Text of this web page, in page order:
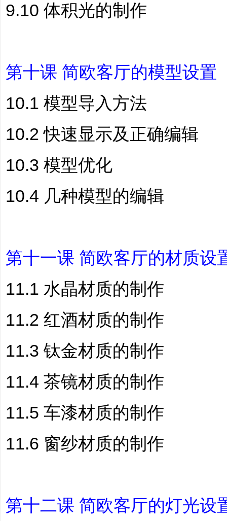
9.10 体积光的制作
第十课 简欧客厅的模型设置
10.1 模型导入方法
10.2 快速显示及正确编辑
10.3 模型优化
10.4 几种模型的编辑
第十一课 简欧客厅的材质设
11.1 水晶材质的制作
11.2 红酒材质的制作
11.3 钛金材质的制作
11.4 茶镜材质的制作
11.5 车漆材质的制作
11.6 窗纱材质的制作
第十二课 简欧客厅的灯光设